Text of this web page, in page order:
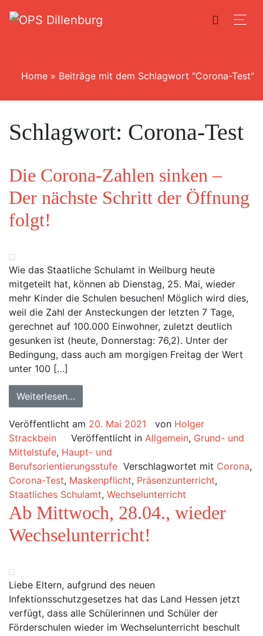
Home » Beiträge mit dem Schlagwort "Corona-Test"
Schlagwort: Corona-Test
Die Corona-Zahlen sinken –
Der nächste Schritt der Öffnung
folgt!
Wie das Staatliche Schulamt in Weilburg heute
mitgeteilt hat, können ab Dienstag, 25. Mai, wieder
mehr Kinder die Schulen besuchen! Möglich wird dies,
weil die Zahl der Ansteckungen der letzten 7 Tage,
gerechnet auf 100.000 Einwohner, zuletzt deutlich
gesunken ist (heute, Donnerstag: 76,2). Unter der
Bedingung, dass auch am morgigen Freitag der Wert
unter 100 […]
Weiterlesen…
Veröffentlicht am 20. Mai 2021 von Holger
Strackbein
Veröffentlicht in Allgemein, Grund- und
Mittelstufe, Haupt- und
Berufsorientierungsstufe Verschlagwortet mit Corona,
Corona-Test, Maskenpflicht, Präsenzunterricht,
Staatliches Schulamt, Wechselunterricht
Ab Mittwoch, 28.04., wieder
Wechselunterricht!
Liebe Eltern, aufgrund des neuen
Infektionsschutzgesetzes hat das Land Hessen jetzt
verfügt, dass alle Schülerinnen und Schüler der
Förderschulen wieder im Wechselunterricht beschult